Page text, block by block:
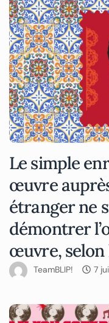
Le simple
œuvre
étranger ne
démontrer
œuvre, selon
TeamBLIP! 7